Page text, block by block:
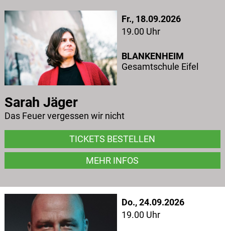
Fr., 18.09.2026
19.00 Uhr
Sarah Jäger
Das Feuer vergessen wir nicht
TICKETS BESTELLEN
MEHR INFOS
BLANKENHEIM
Gesamtschule Eifel
Do., 24.09.2026
19.00 Uhr